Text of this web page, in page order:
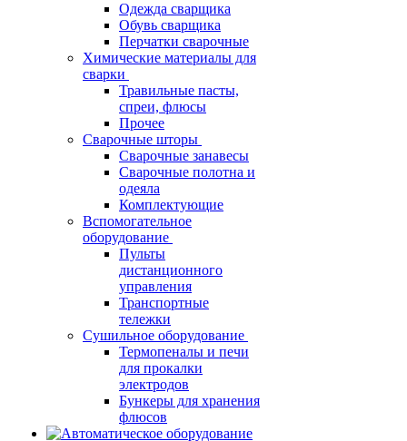
Одежда сварщика
Обувь сварщика
Перчатки сварочные
Химические материалы для
сварки
Травильные пасты,
спреи, флюсы
Прочее
Сварочные шторы
Сварочные занавесы
Сварочные полотна и
одеяла
Комплектующие
Вспомогательное
оборудование
Пульты
дистанционного
управления
Транспортные
тележки
Сушильное оборудование
Термопеналы и печи
для прокалки
электродов
Бункеры для хранения
флюсов